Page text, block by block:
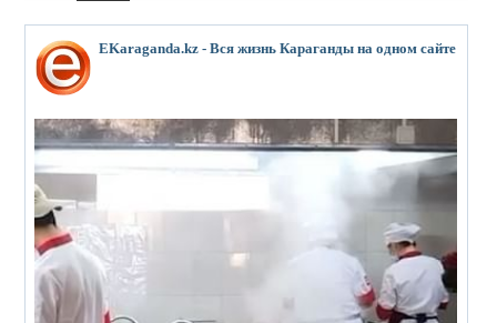
EKaraganda.kz - Вся жизнь Караганды на одном сайте